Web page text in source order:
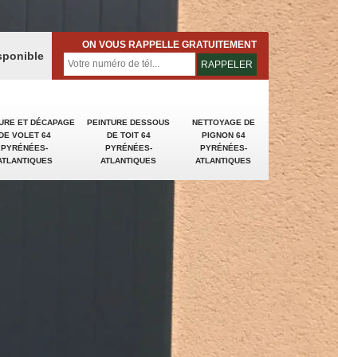
ET DÉCAPAGE
VOLET 64
PYRÉNÉES-
PEINTURE DESSOUS
DE TOIT 64
PYRÉNÉES-
ATLANTIQUES
NETTOYAGE DE
PIGNON 64
PYRÉNÉES-
ATLANTIQUES
ON VOUS RAPPELLE GRATUITEMENT